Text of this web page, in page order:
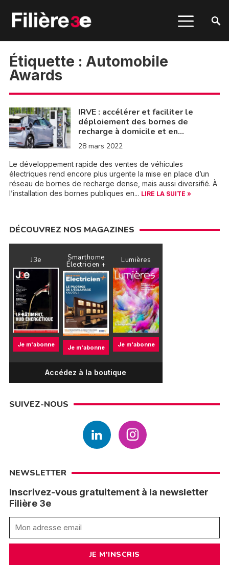
Étiquette : Automobile
Awards
IRVE : accélérer et faciliter le
déploiement des bornes de
recharge à domicile et en…
28 mars 2022
Le développement rapide des ventes de véhicules
électriques rend encore plus urgente la mise en place d’un
réseau de bornes de recharge dense, mais aussi diversifié. À
l’installation des bornes publiques en... LIRE LA SUITE »
DÉCOUVREZ NOS MAGAZINES
J3e
Je m'abonne
Smarthome
Électricien +
Je m'abonne
Lumières
Je m'abonne
Accédez à la boutique
SUIVEZ-NOUS
NEWSLETTER
Inscrivez-vous gratuitement à la newsletter
Filière 3e